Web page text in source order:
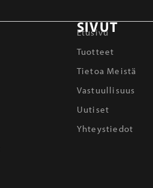
SIVUT
Etusivu
Tuotteet
Tietoa Meistä
Vastuullisuus
Uutiset
Yhteystiedot